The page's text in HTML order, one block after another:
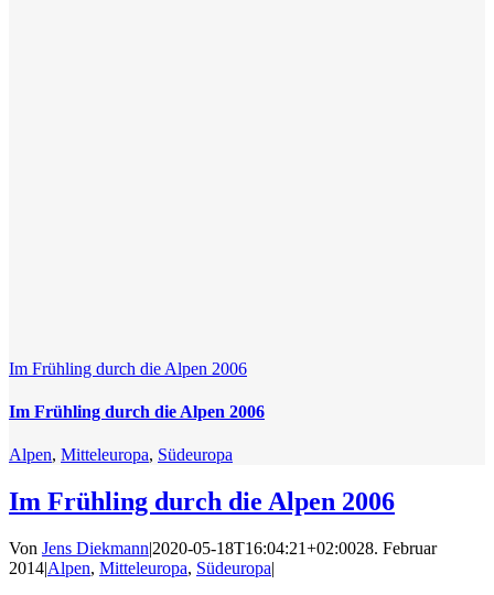
Im Frühling durch die Alpen 2006
Im Frühling durch die Alpen 2006
Alpen, Mitteleuropa, Südeuropa
Im Frühling durch die Alpen 2006
Von Jens Diekmann|2020-05-18T16:04:21+02:0028. Februar
2014|Alpen, Mitteleuropa, Südeuropa|